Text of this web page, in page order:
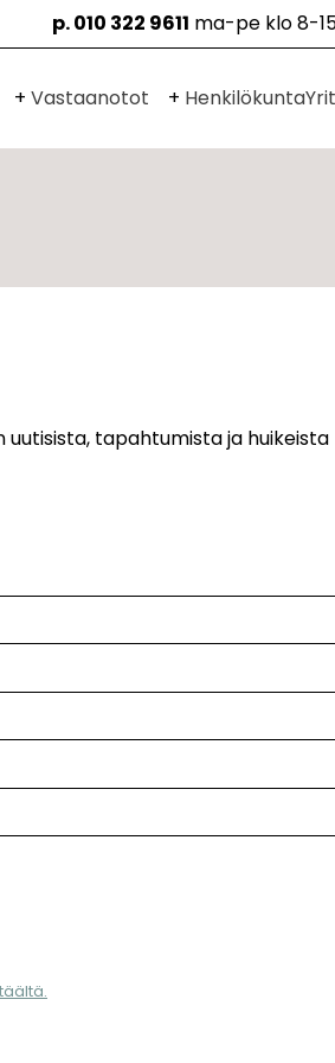
p. 010 322 9611 ma-pe klo 8-
Avaa
Vastaanotot Avaa
Henkilökunta
uutisista, tapahtumista ja huikeista
täältä.